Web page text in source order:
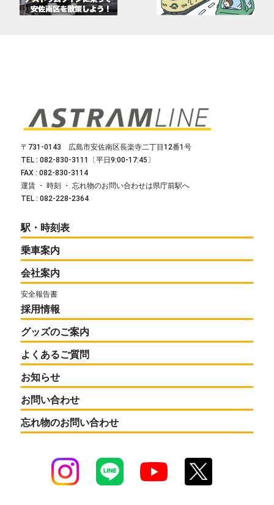
〒731-0143 広島市安佐南区長楽寺二丁目12番1号
TEL : 082-830-3111〔平日9:00-17:45〕
FAX : 082-830-3114
運賃 ・ 時刻 ・ 忘れ物のお問い合わせは県庁前駅へ
TEL : 082-228-2364
駅・時刻表
乗車案内
会社案内
安全報告書
採用情報
グッズのご案内
よくあるご質問
お知らせ
お問い合わせ
忘れ物のお問い合わせ